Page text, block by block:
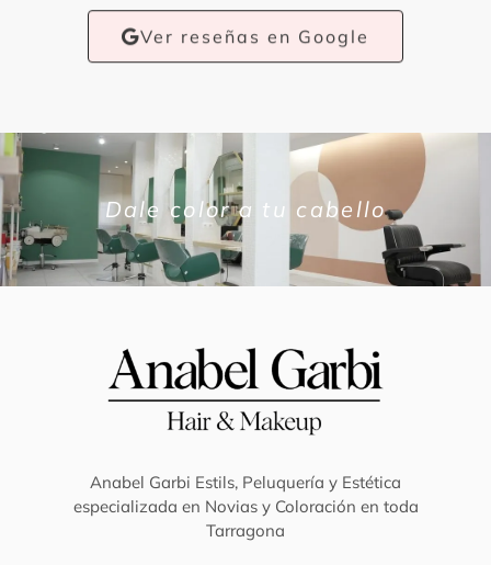
Ver reseñas en Google
Dale color a tu cabello
Anabel Garbi Estils, Peluquería y Estética
especializada en Novias y Coloración en toda
Tarragona